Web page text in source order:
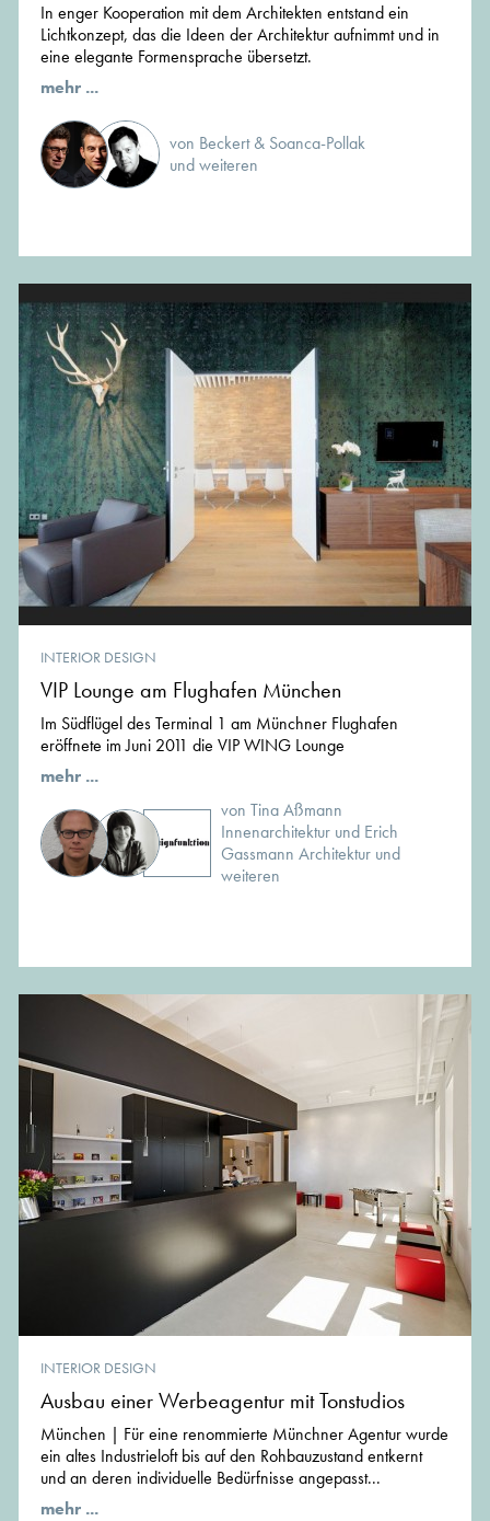
In enger Kooperation mit dem Architekten entstand ein
Lichtkonzept, das die Ideen der Architektur aufnimmt und in
eine elegante Formensprache übersetzt.
mehr ...
von Beckert & Soanca-Pollak
und weiteren
INTERIOR DESIGN
VIP Lounge am Flughafen München
Im Südflügel des Terminal 1 am Münchner Flughafen
eröffnete im Juni 2011 die VIP WING Lounge
mehr ...
von Tina Aßmann
Innenarchitektur und Erich
Gassmann Architektur und
weiteren
INTERIOR DESIGN
Ausbau einer Werbeagentur mit Tonstudios
München | Für eine renommierte Münchner Agentur wurde
ein altes Industrieloft bis auf den Rohbauzustand entkernt
und an deren individuelle Bedürfnisse angepasst...
mehr ...